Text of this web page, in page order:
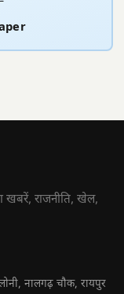
खबरें, राजनीति, खेल,
नालगढ़ चौक, रायपुर